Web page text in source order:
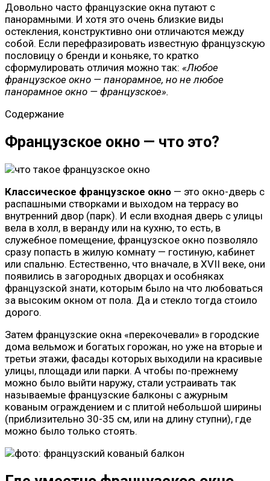
Довольно часто французские окна путают с
панорамными. И хотя это очень близкие виды
остекления, конструктивно они отличаются между
собой. Если перефразировать известную французскую
пословицу о бренди и коньяке, то кратко
сформулировать отличия можно так: «Любое
французское окно — панорамное, но не любое
панорамное окно — французское».
Содержание
Французское окно — что это?
Классическое французское окно — это окно-дверь с
распашными створками и выходом на террасу во
внутренний двор (парк). И если входная дверь с улицы
вела в холл, в веранду или на кухню, то есть, в
служебное помещение, французское окно позволяло
сразу попасть в жилую комнату — гостиную, кабинет
или спальню. Естественно, что вначале, в XVII веке, они
появились в загородных дворцах и особняках
французской знати, которым было на что любоваться
за высоким окном от пола. Да и стекло тогда стоило
дорого.
Затем французские окна «перекочевали» в городские
дома вельмож и богатых горожан, но уже на вторые и
третьи этажи, фасады которых выходили на красивые
улицы, площади или парки. А чтобы по-прежнему
можно было выйти наружу, стали устраивать так
называемые французские балконы с ажурным
кованым ограждением и с плитой небольшой ширины
(приблизительно 30-35 см, или на длину ступни), где
можно было только стоять.